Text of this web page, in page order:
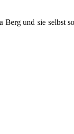
und sie selbst